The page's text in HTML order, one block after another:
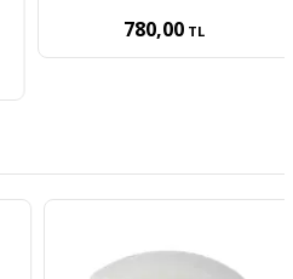
780,00TL